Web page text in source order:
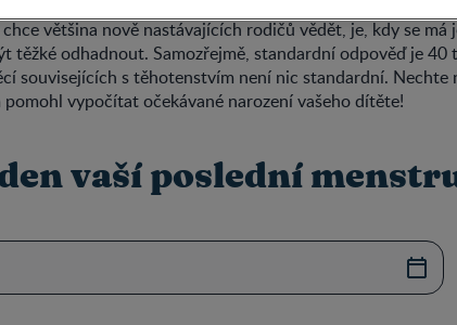
většina nově nastávajících rodičů vědět, je, kdy se má
těžké odhadnout. Samozřejmě, standardní odpověď je 40
souvisejících s těhotenstvím není nic standardní. Nechte
pomohl vypočítat očekávané narození vašeho dítěte!
vaší poslední